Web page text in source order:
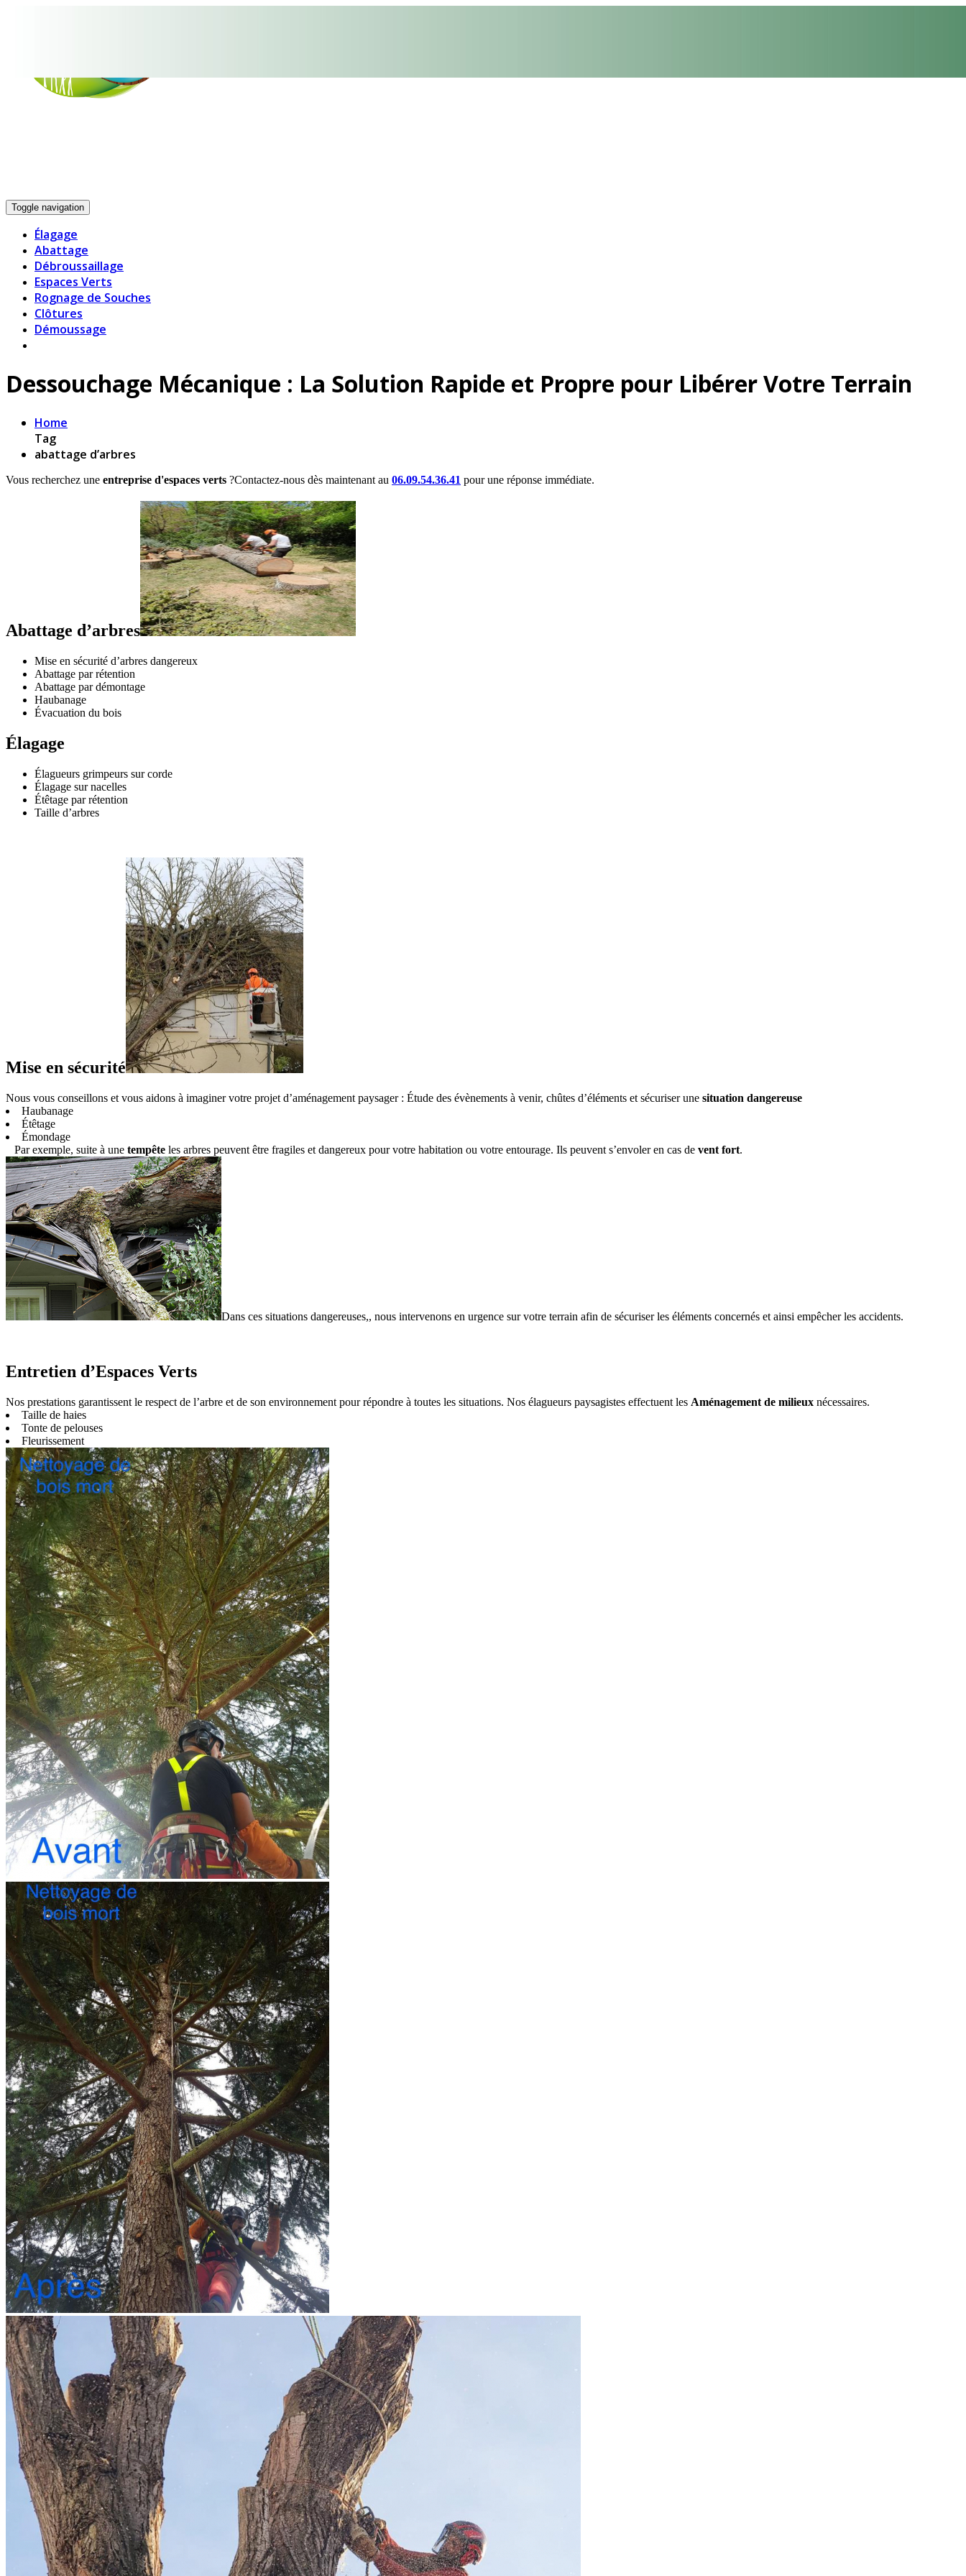
Toggle navigation
Élagage
Abattage
Débroussaillage
Espaces Verts
Rognage de Souches
Clôtures
Démoussage
Dessouchage Mécanique : La Solution Rapide et Propre pour Libérer Votre Terrain
Home
Tag
abattage d’arbres
Vous recherchez une entreprise d'espaces verts ?Contactez-nous dès maintenant au 06.09.54.36.41 pour une réponse immédiate.
Abattage d’arbres
Mise en sécurité d’arbres dangereux
Abattage par rétention
Abattage par démontage
Haubanage
Évacuation du bois
Élagage
Élagueurs grimpeurs sur corde
Élagage sur nacelles
Étêtage par rétention
Taille d’arbres
Mise en sécurité
Nous vous conseillons et vous aidons à imaginer votre projet d’aménagement paysager : Étude des évènements à venir, chûtes d’éléments et sécuriser une situation dangereuse
Haubanage
Étêtage
Émondage
Par exemple, suite à une tempête les arbres peuvent être fragiles et dangereux pour votre habitation ou votre entourage. Ils peuvent s’envoler en cas de vent fort.
Dans ces situations dangereuses,, nous intervenons en urgence sur votre terrain afin de sécuriser les éléments concernés et ainsi empêcher les accidents.
Entretien d’Espaces Verts
Nos prestations garantissent le respect de l’arbre et de son environnement pour répondre à toutes les situations. Nos élagueurs paysagistes effectuent les Aménagement de milieux nécessaires.
Taille de haies
Tonte de pelouses
Fleurissement